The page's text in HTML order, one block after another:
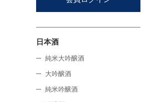
日本酒
純米大吟醸酒
大吟醸酒
純米吟醸酒